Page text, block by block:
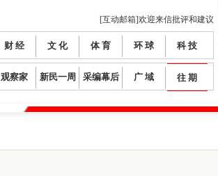
[互动邮箱]欢迎来信批评和建议
财 经 文 化 体 育 环 球 科 技
观察家 新民一周 采编幕后 广 域 往 期